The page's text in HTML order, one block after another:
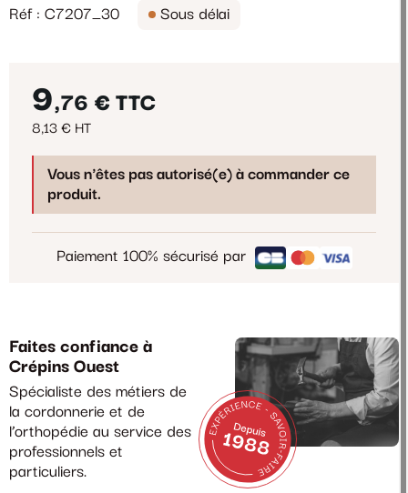
Réf : C7207_30
Sous délai
9,76 € TTC
8,13 € HT
Vous n'êtes pas autorisé(e) à commander ce
produit.
Paiement 100% sécurisé par
Faites confiance à
Crépins Ouest
Spécialiste des métiers de
la cordonnerie et de
l’orthopédie au service des
professionnels et
particuliers.